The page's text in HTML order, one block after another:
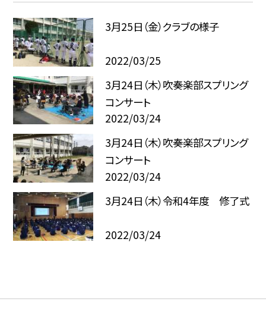
3月25日（金）クラブの様子
2022/03/25
3月24日（木）吹奏楽部スプリング
コンサート
2022/03/24
3月24日（木）吹奏楽部スプリング
コンサート
2022/03/24
3月24日（木）令和4年度 修了式
2022/03/24